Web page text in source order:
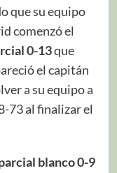
que su equipo
comenzó el
0-13que
el capitán
a su equipo a
73 al finalizar el
blanco 0-9